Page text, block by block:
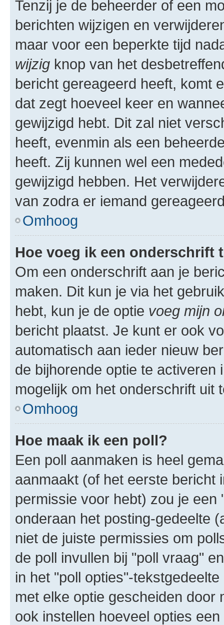
Tenzij je de beheerder of een
berichten wijzigen en
maar voor een beperkte tijd
wijzig knop van het
bericht gereageerd heeft, komt
dat zegt hoeveel keer en
gewijzigd hebt. Dit zal niet
heeft, evenmin als een
heeft. Zij kunnen wel een
gewijzigd hebben. Het
van zodra er iemand
Omhoog
Hoe voeg ik een onderschrift
Om een onderschrift aan je
maken. Dit kun je via het
hebt, kun je de optie voeg mijn
bericht plaatst. Je kunt er ook
automatisch aan ieder nieuw
de bijhorende optie te
mogelijk om het onderschrift uit
Omhoog
Hoe maak ik een poll?
Een poll aanmaken is heel
aanmaakt (of het eerste bericht
permissie voor hebt) zou je
onderaan het posting-gedeelte
niet de juiste permissies om
de poll invullen bij "poll vraag"
in het "poll opties"-
met elke optie gescheiden door
ook instellen hoeveel opties